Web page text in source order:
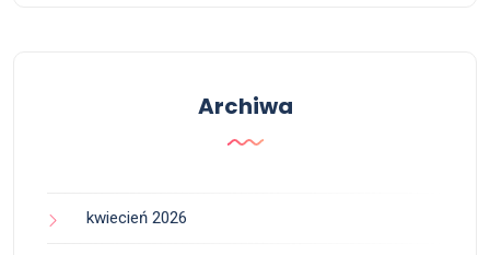
Archiwa
kwiecień 2026